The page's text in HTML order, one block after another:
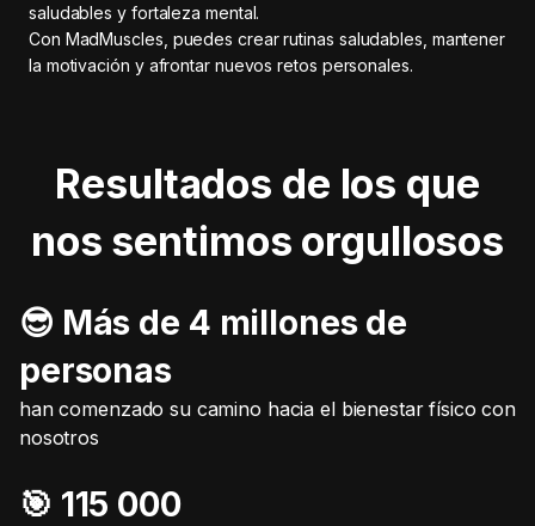
saludables y fortaleza mental.
Con MadMuscles, puedes crear rutinas saludables, mantener
la motivación y afrontar nuevos retos personales.
Resultados de los que
nos sentimos orgullosos
😎 Más de 4 millones de
personas
han comenzado su camino hacia el bienestar físico con
nosotros
🎯️ 115 000